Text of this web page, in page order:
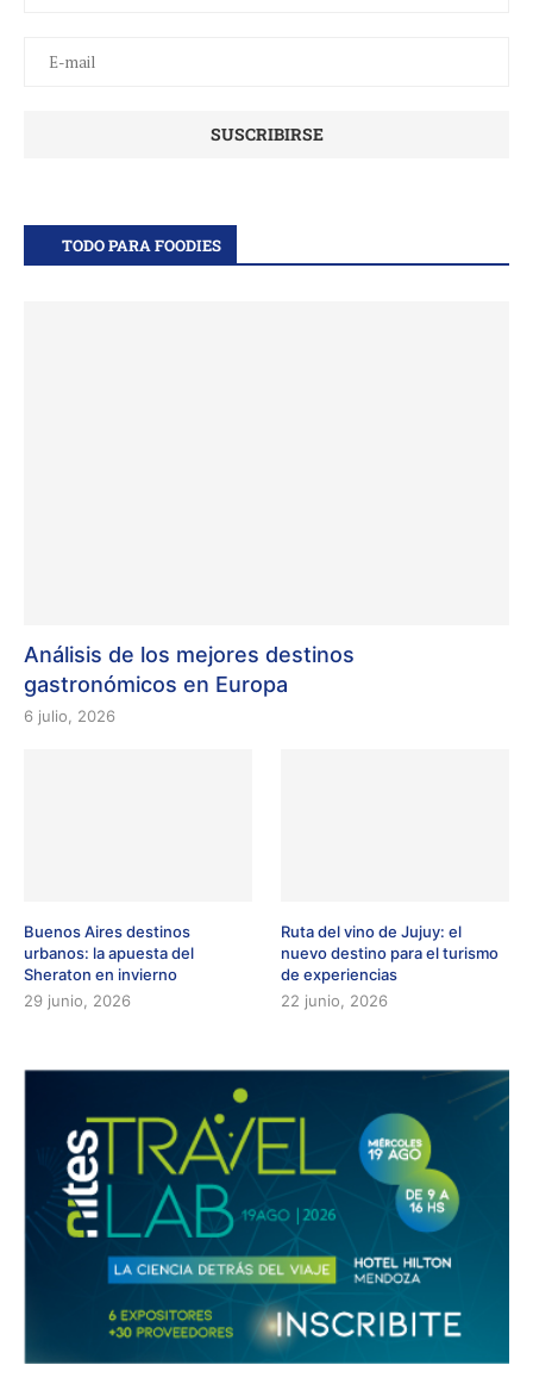
TODO PARA FOODIES
Análisis de los mejores destinos
gastronómicos en Europa
6 julio, 2026
Buenos Aires destinos
urbanos: la apuesta del
Sheraton en invierno
29 junio, 2026
Ruta del vino de Jujuy: el
nuevo destino para el turismo
de experiencias
22 junio, 2026